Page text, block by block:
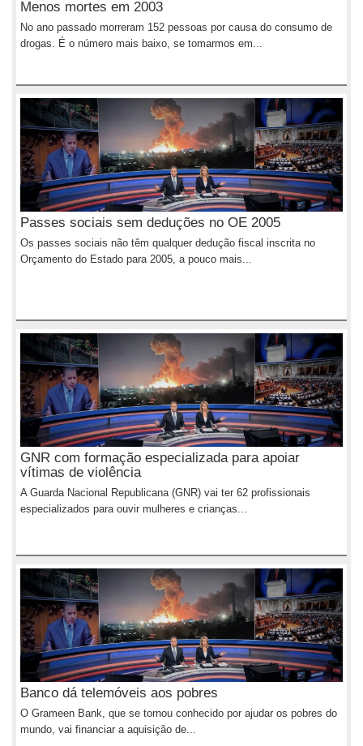
Menos mortes em 2003
No ano passado morreram 152 pessoas por causa do consumo de
drogas. É o número mais baixo, se tomarmos em...
Passes sociais sem deduções no OE 2005
Os passes sociais não têm qualquer dedução fiscal inscrita no
Orçamento do Estado para 2005, a pouco mais...
GNR com formação especializada para apoiar
vítimas de violência
A Guarda Nacional Republicana (GNR) vai ter 62 profissionais
especializados para ouvir mulheres e crianças...
Banco dá telemóveis aos pobres
O Grameen Bank, que se tornou conhecido por ajudar os pobres do
mundo, vai financiar a aquisição de...